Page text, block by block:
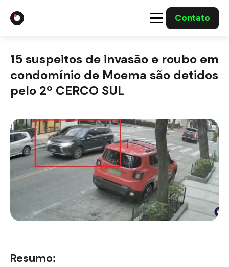
Contato
Soluções
Casos Solucionados
Mídia
15 suspeitos de invasão e roubo em
condomínio de Moema são detidos
pelo 2º CERCO SUL
Resumo: